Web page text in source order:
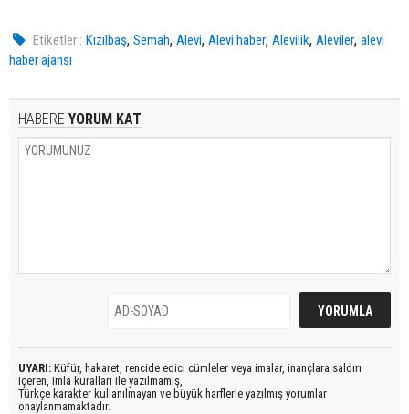
Etiketler : Kızılbaş,Semah,Alevi,Alevi haber,Alevilik,Aleviler,alevi
haber ajansı
HABERE YORUM KAT
UYARI: Küfür, hakaret, rencide edici cümleler veya imalar, inançlara saldırı
içeren, imla kuralları ile yazılmamış,
Türkçe karakter kullanılmayan ve büyük harflerle yazılmış yorumlar
onaylanmamaktadır.